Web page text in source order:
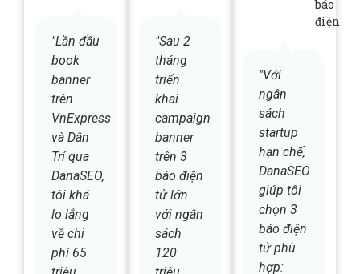
"Lần đầu
book
banner
trên
VnExpress
và Dân
Trí qua
DanaSEO,
tôi khá
lo lắng
"Sau 2
tháng
triển
khai
campaign
banner
trên 3
báo điện
tử lớn
với ngân
"Với
ngân
sách
startup
hạn chế,
DanaSEO
giúp tôi
chọn 3
nhờ